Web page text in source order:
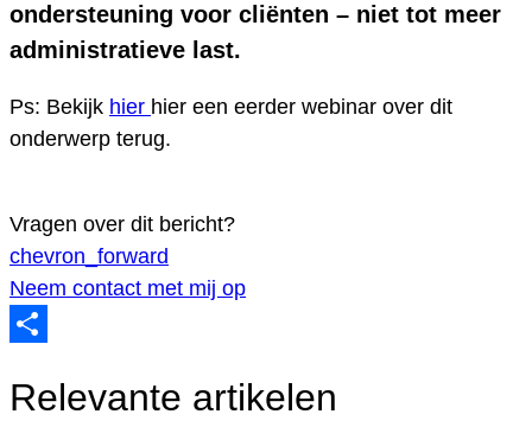
ondersteuning voor cliënten – niet tot meer
administratieve last.
Ps: Bekijk hier hier een eerder webinar over dit
onderwerp terug.
Vragen over dit bericht?
chevron_forward
Neem contact met mij op
Relevante artikelen